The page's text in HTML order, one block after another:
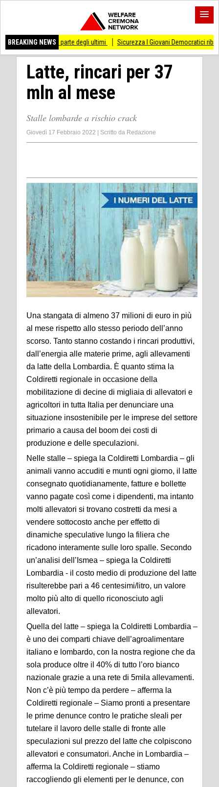
BREAKING NEWS
parte degli ultimi Sicurezza I Giovani Democratici ribattono ai Giovani di
Latte, rincari per 37
mln al mese
Stalle lombarde a rischio crack
Giovedì 17 Febbraio 2022 Scritto da Redazione
Una stangata di almeno 37 milioni di euro in più
al mese rispetto allo stesso periodo dell’anno
scorso. Tanto stanno costando i rincari produttivi,
dall’energia alle materie prime, agli allevamenti
da latte della Lombardia. È quanto stima la
Coldiretti regionale in occasione della
mobilitazione di decine di migliaia di allevatori e
agricoltori in tutta Italia per denunciare una
situazione insostenibile per le imprese del settore
primario a causa del boom dei costi di
produzione e delle speculazioni.
Nelle stalle – spiega la Coldiretti Lombardia – gli
animali vanno accuditi e munti ogni giorno, il latte
consegnato quotidianamente, fatture e bollette
vanno pagate così come i dipendenti, ma intanto
molti allevatori si trovano costretti da mesi a
vendere sottocosto anche per effetto di
dinamiche speculative lungo la filiera che
ricadono interamente sulle loro spalle. Secondo
un’analisi dell’Ismea – spiega la Coldiretti
Lombardia - il costo medio di produzione del latte
risulterebbe pari a 46 centesimi/litro, un valore
molto più alto di quello riconosciuto agli
allevatori.
Quella del latte – spiega la Coldiretti Lombardia –
è uno dei comparti chiave dell’agroalimentare
italiano e lombardo, con la nostra regione che da
sola produce oltre il 40% di tutto l’oro bianco
nazionale grazie a una rete di 5mila allevamenti.
Non c’è più tempo da perdere – afferma la
Coldiretti regionale – Siamo pronti a presentare
le prime denunce contro le pratiche sleali per
tutelare il lavoro delle stalle di fronte alle
speculazioni sul prezzo del latte che colpiscono
allevatori e consumatori. Anche in Lombardia –
afferma la Coldiretti regionale – stiamo
raccogliendo gli elementi per le denunce, con